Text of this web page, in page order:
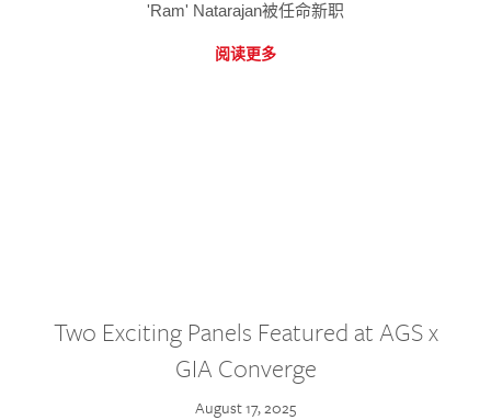
'Ram' Natarajan被任命新职
阅读更多
Two Exciting Panels Featured at AGS x
GIA Converge
August 17, 2025